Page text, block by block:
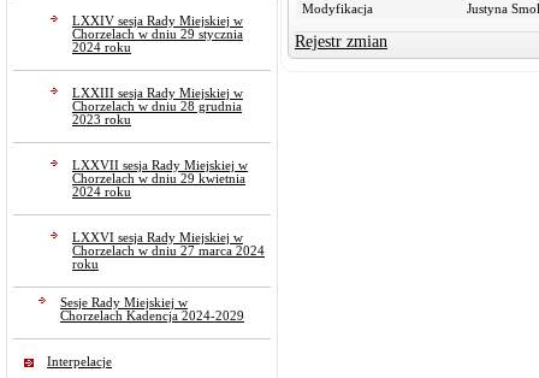
LXXIV sesja Rady Miejskiej w
Chorzelach w dniu 29 stycznia
2024 roku
LXXIII sesja Rady Miejskiej w
Chorzelach w dniu 28 grudnia
2023 roku
LXXVII sesja Rady Miejskiej w
Chorzelach w dniu 29 kwietnia
2024 roku
LXXVI sesja Rady Miejskiej w
Chorzelach w dniu 27 marca 2024
roku
Sesje Rady Miejskiej w
Chorzelach Kadencja 2024-2029
Interpelacje
Modyfikacja
Justyna
Rejestr zmian